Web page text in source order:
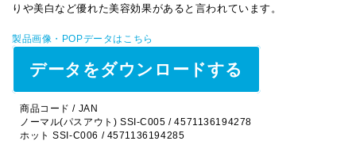
りや美白など優れた美容効果があると言われています。
製品画像・POPデータはこちら
データをダウンロードする
商品コード / JAN
ノーマル(パスアウト) SSI-C005 / 4571136194278
ホット SSI-C006 / 4571136194285